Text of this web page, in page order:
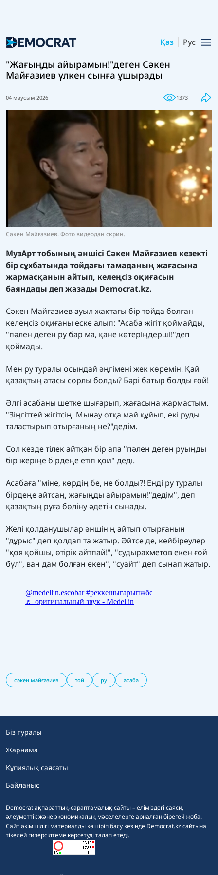
Қаз Рус
"Жағыңды айырамын!"деген Сәкен
Майғазиев үлкен сынға ұшырады
04 маусым 2026 1373
Сәкен Майғазиев. Фото видеодан скрин.
МузАрт тобының әншісі Сәкен Майғазиев кезекті
бір сұхбатында тойдағы тамаданың жағасына
жармасқанын айтып, келеңсіз оқиғасын
баяндады деп жазады Democrat.kz.
Сәкен Майғазиев ауыл жақтағы бір тойда болған
келеңсіз оқиғаны еске алып: "Асаба жігіт қоймайды,
"пәлен деген ру бар ма, қане көтеріңдерші!"деп
қоймады.
Мен ру туралы осындай әңгімені жек көремін. Қай
қазақтың атасы сорлы болды? Бәрі батыр болды ғой!
Әлгі асабаны шетке шығарып, жағасына жармастым.
"Зіңгіттей жігітсің. Мынау отқа май құйып, екі руды
таластырып отырғаның не?"дедім.
Сол кезде тілек айтқан бір апа "пәлен деген руыңды
бір жеріңе бірдеңе етіп қой" деді.
Асабаға "міне, көрдің бе, не болды?! Енді ру туралы
бірдеңе айтсаң, жағыңды айырамын!"дедім", деп
қазақтың руға бөліну әдетін сынады.
Желі қолданушылар әншінің айтып отырғанын
"дұрыс" деп қолдап та жатыр. Әйтсе де, кейбіреулер
"қоя қойшы, өтірік айтпай!", "судырахметов екен ғой
бұл", ван дам болған екен", "суайт" деп сынап жатыр.
сәкен майғазиев той ру асаба
Democrat ақпараттық-сараптамалық сайты – еліміздегі саяси,
әлеуметтік және экономикалық мәселелерге арналған бірегей жоба.
Сайт әкімшілігі материалды көшіріп басу кезінде Democrat.kz сайтына
тікелей гиперсілтеме көрсетуді талап етеді.
Біз туралы
Жарнама
Құпиялық саясаты
Байланыс